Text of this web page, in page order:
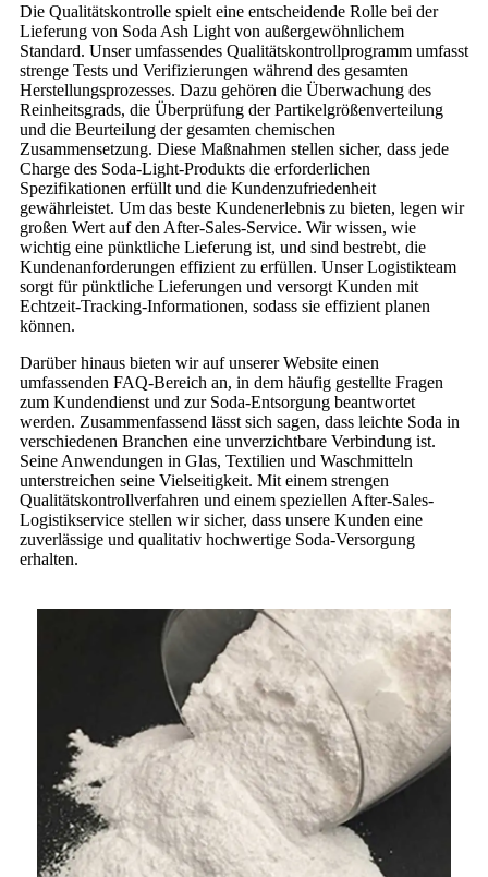
Die Qualitätskontrolle spielt eine entscheidende Rolle bei der
Lieferung von Soda Ash Light von außergewöhnlichem
Standard. Unser umfassendes Qualitätskontrollprogramm umfasst
strenge Tests und Verifizierungen während des gesamten
Herstellungsprozesses. Dazu gehören die Überwachung des
Reinheitsgrads, die Überprüfung der Partikelgrößenverteilung
und die Beurteilung der gesamten chemischen
Zusammensetzung. Diese Maßnahmen stellen sicher, dass jede
Charge des Soda-Light-Produkts die erforderlichen
Spezifikationen erfüllt und die Kundenzufriedenheit
gewährleistet. Um das beste Kundenerlebnis zu bieten, legen wir
großen Wert auf den After-Sales-Service. Wir wissen, wie
wichtig eine pünktliche Lieferung ist, und sind bestrebt, die
Kundenanforderungen effizient zu erfüllen. Unser Logistikteam
sorgt für pünktliche Lieferungen und versorgt Kunden mit
Echtzeit-Tracking-Informationen, sodass sie effizient planen
können.
Darüber hinaus bieten wir auf unserer Website einen
umfassenden FAQ-Bereich an, in dem häufig gestellte Fragen
zum Kundendienst und zur Soda-Entsorgung beantwortet
werden. Zusammenfassend lässt sich sagen, dass leichte Soda in
verschiedenen Branchen eine unverzichtbare Verbindung ist.
Seine Anwendungen in Glas, Textilien und Waschmitteln
unterstreichen seine Vielseitigkeit. Mit einem strengen
Qualitätskontrollverfahren und einem speziellen After-Sales-
Logistikservice stellen wir sicher, dass unsere Kunden eine
zuverlässige und qualitativ hochwertige Soda-Versorgung
erhalten.